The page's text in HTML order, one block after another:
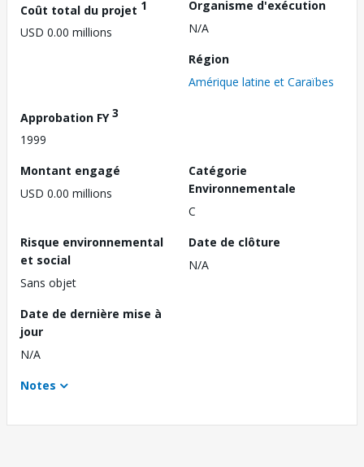
Coût total du projet 1
USD 0.00 millions
Organisme d'exécution
N/A
Région
Amérique latine et Caraïbes
Approbation FY3
1999
Montant engagé
USD 0.00 millions
Catégorie
Environnementale
C
Risque environnemental
et social
Sans objet
Date de clôture
N/A
Date de dernière mise à
jour
N/A
Notes